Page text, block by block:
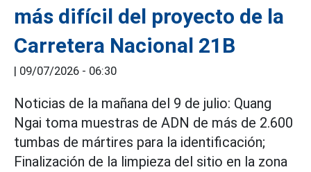
más difícil del proyecto de la
Carretera Nacional 21B
| 09/07/2026 - 06:30
Noticias de la mañana del 9 de julio: Quang
Ngai toma muestras de ADN de más de 2.600
tumbas de mártires para la identificación;
Finalización de la limpieza del sitio en la zona